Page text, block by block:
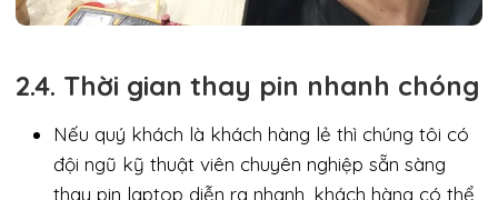
2.4. Thời gian thay pin nhanh chóng
Nếu quý khách là khách hàng lẻ thì chúng tôi có
đội ngũ kỹ thuật viên chuyên nghiệp sẵn sàng
thay pin laptop diễn ra nhanh, khách hàng có thể